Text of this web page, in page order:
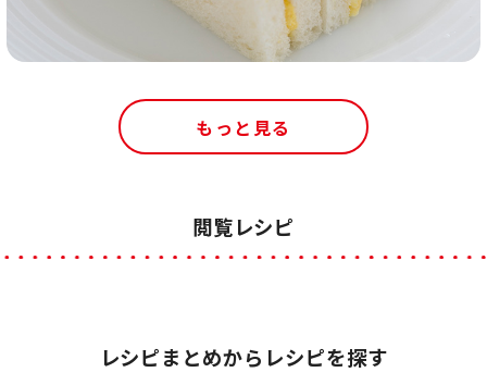
もっと見る
閲覧レシピ
レシピまとめからレシピを探す